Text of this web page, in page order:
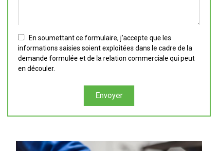
En soumettant ce formulaire, j'accepte que les
informations saisies soient exploitées dans le cadre de la
demande formulée et de la relation commerciale qui peut
en découler.